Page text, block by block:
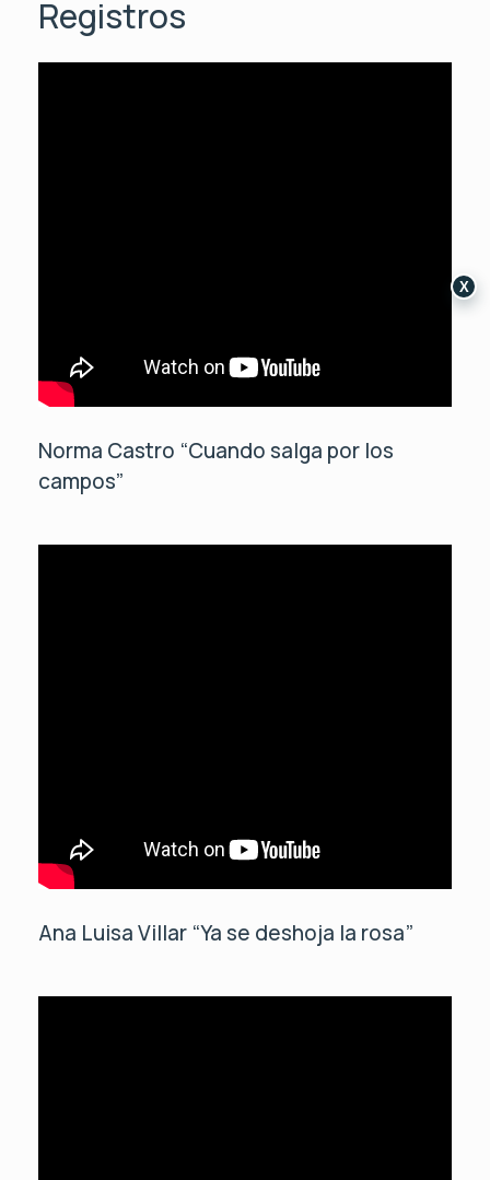
Registros
Norma Castro “Cuando salga por los
campos”
Ana Luisa Villar “Ya se deshoja la rosa”
X